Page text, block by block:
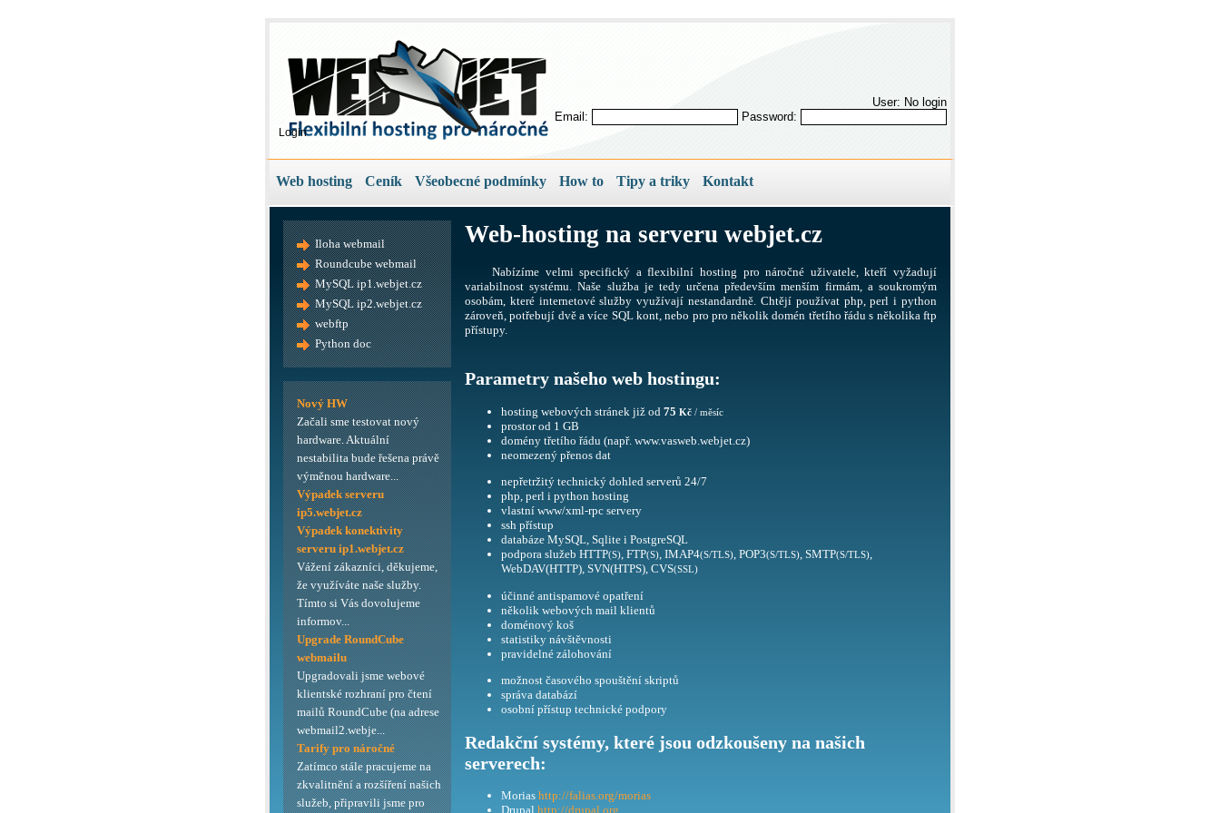
User: No login
Email:
Password:
Login
Web hosting Ceník Všeobecné podmínky How to Tipy a triky Kontakt
Web-hosting na serveru webjet.cz
Nabízíme velmi specifický a flexibilní hosting pro náročné uživatele, kteří vyžadují
variabilnost systému. Naše služba je tedy určena především menším firmám, a soukromým
osobám, které internetové služby využívají nestandardně. Chtějí používat php, perl i python
zároveň, potřebují dvě a více SQL kont, nebo pro pro několik domén třetího řádu s několika ftp
přístupy.
Parametry našeho web hostingu:
hosting webových stránek již od 75 Kč / měsíc
prostor od 1 GB
domény třetího řádu (např. www.vasweb.webjet.cz)
neomezený přenos dat
nepřetržitý technický dohled serverů 24/7
php, perl i python hosting
vlastní www/xml-rpc servery
ssh přístup
databáze MySQL, Sqlite i PostgreSQL
podpora služeb HTTP(S), FTP(S), IMAP4(S/TLS), POP3(S/TLS), SMTP(S/TLS),
WebDAV(HTTP), SVN(HTPS), CVS(SSL)
účinné antispamové opatření
několik webových mail klientů
doménový koš
statistiky návštěvnosti
pravidelné zálohování
možnost časového spouštění skriptů
správa databází
osobní přístup technické podpory
Redakční systémy, které jsou odzkoušeny na našich
serverech:
Morias http://falias.org/morias
Drupal http://drupal.org
Iloha webmail
Roundcube webmail
MySQL ip1.webjet.cz
MySQL ip2.webjet.cz
webftp
Python doc
Nový HW
Začali sme testovat nový
hardware. Aktuální
nestabilita bude řešena právě
výměnou hardware...
Výpadek serveru
ip5.webjet.cz
Výpadek konektivity
serveru ip1.webjet.cz
Vážení zákazníci, děkujeme,
že využíváte naše služby.
Tímto si Vás dovolujeme
informov...
Upgrade RoundCube
webmailu
Upgradovali jsme webové
klientské rozhraní pro čtení
mailů RoundCube (na adrese
webmail2.webje...
Tarify pro náročné
Zatímco stále pracujeme na
zkvalitnění a rozšíření našich
služeb, připravili jsme pro